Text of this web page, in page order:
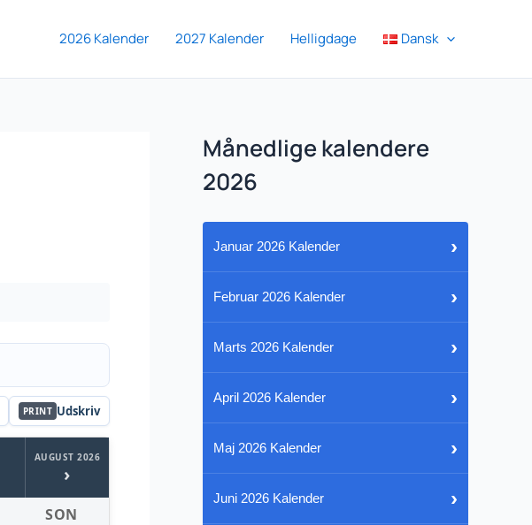
2026 Kalender 2027 Kalender Helligdage Dansk
PRINT Udskriv
AUGUST 2026
›
SON
Månedlige kalendere
2026
Januar 2026 Kalender ›
Februar 2026 Kalender ›
Marts 2026 Kalender ›
April 2026 Kalender ›
Maj 2026 Kalender ›
Juni 2026 Kalender ›